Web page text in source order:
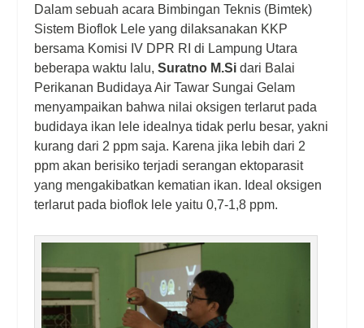
Dalam sebuah acara Bimbingan Teknis (Bimtek)
Sistem Bioflok Lele yang dilaksanakan KKP
bersama Komisi IV DPR RI di Lampung Utara
beberapa waktu lalu,Suratno M.Si dari Balai
Perikanan Budidaya Air Tawar Sungai Gelam
menyampaikan bahwa nilai oksigen terlarut pada
budidaya ikan lele idealnya tidak perlu besar, yakni
kurang dari 2 ppm saja. Karena jika lebih dari 2
ppm akan berisiko terjadi serangan ektoparasit
yang mengakibatkan kematian ikan. Ideal oksigen
terlarut pada bioflok lele yaitu 0,7-1,8 ppm.